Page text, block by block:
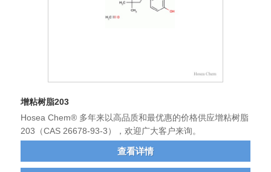
增粘树脂203
Hosea Chem® 多年来以高品质和最优惠的价格供应增粘树脂
203（CAS 26678-93-3），欢迎广大客户来询。
查看详情